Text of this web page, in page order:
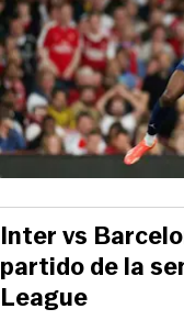
Inter vs
partido de la
League